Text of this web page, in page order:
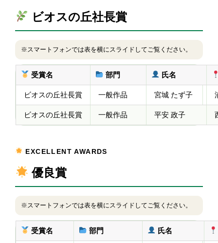
ビオスの丘社長賞
※スマートフォンでは表を横にスライドしてご覧ください。
受賞名 部門 氏名
ビオスの丘社長賞 一般作品 宮城 たず子
ビオスの丘社長賞 一般作品 平安 政子
EXCELLENT AWARDS
優良賞
※スマートフォンでは表を横にスライドしてご覧ください。
受賞名 部門 氏名